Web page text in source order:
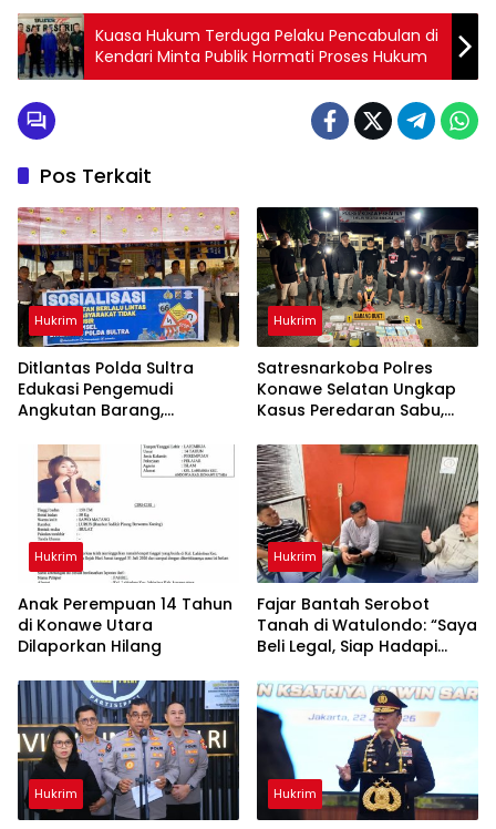
Kuasa Hukum Terduga Pelaku Pencabulan di
Kendari Minta Publik Hormati Proses Hukum
Pos Terkait
Hukrim
Ditlantas Polda Sultra
Edukasi Pengemudi
Angkutan Barang,
Kendaraan Demi
Keselamatan Berlalu Lintas
Hukrim
Satresnarkoba Polres
Konawe Selatan Ungkap
Kasus Peredaran Sabu,
Diamankan
Hukrim
Anak Perempuan 14 Tahun
di Konawe Utara
Dilaporkan Hilang
Hukrim
‎Fajar Bantah Serobot
Tanah di Watulondo: “Saya
Beli Legal, Siap Hadapi
Hukrim Hukrim